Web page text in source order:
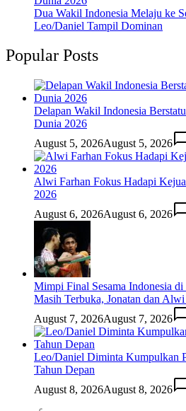
Dua Wakil Indonesia Melaju ke
Leo/Daniel Tampil Dominan
Popular Posts
Delapan Wakil Indonesia
Dunia 2026
August 5, 2026August 5, 2026
Alwi Farhan Fokus Hadapi
2026
August 6, 2026August 6, 2026
Mimpi Final Sesama Indonesia
Masih Terbuka, Jonatan dan
August 7, 2026August 7, 2026
Leo/Daniel Diminta Kumpulkan
Tahun Depan
August 8, 2026August 8, 2026